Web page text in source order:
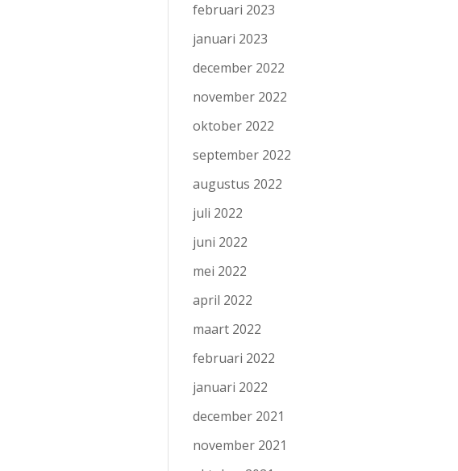
februari 2023
januari 2023
december 2022
november 2022
oktober 2022
september 2022
augustus 2022
juli 2022
juni 2022
mei 2022
april 2022
maart 2022
februari 2022
januari 2022
december 2021
november 2021